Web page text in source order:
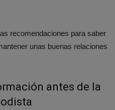
recomendaciones para saber
unas buenas relaciones
antes de la